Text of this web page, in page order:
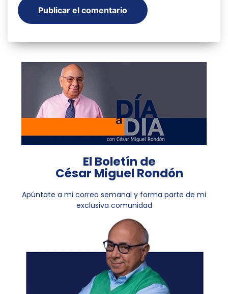
El Boletín de
César Miguel Rondón
Apúntate a mi correo semanal y forma parte de mi
exclusiva comunidad